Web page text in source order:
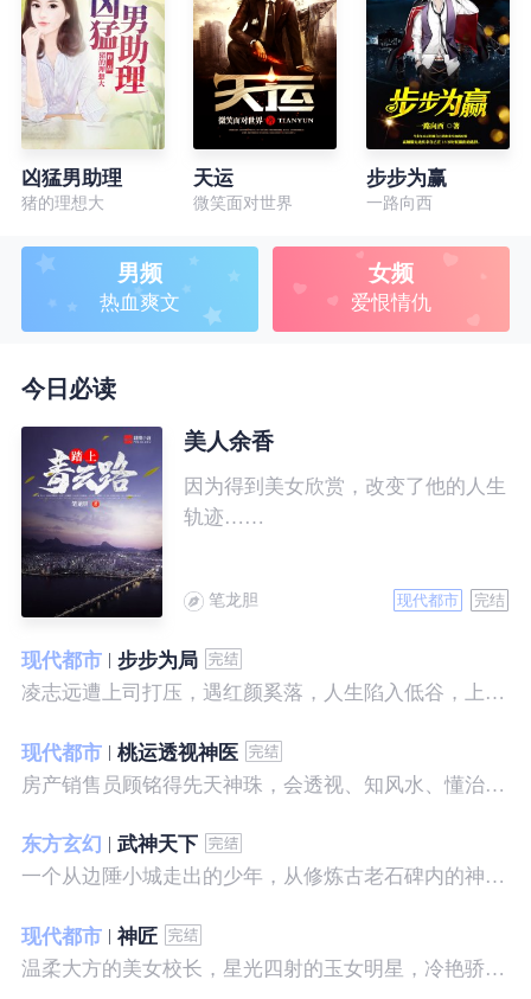
凶猛男助理
猪的理想大
天运
微笑面对世界
步步为赢
一路向西
男频
热血爽文
女频
爱恨情仇
今日必读
美人余香
因为得到美女欣赏，改变了他的人生
轨迹……
笔龙胆 现代都市 完结
现代都市
步步为局
凌志远遭上司打压，遇红颜奚落，人生陷入低谷，上帝在关上一扇门的同时，势必会留下一扇窗，面对稍纵即逝的机会，他果断出手了……
现代都市
桃运透视神医
房产销售员顾铭得先天神珠，会透视、知风水、懂治病、有神通，开始逆袭人生。
东方玄幻
武神天下
一个从边陲小城走出的少年，从修炼古老石碑内的神秘一式开始，一路高歌狂飙，打造一片属于自己的天下……
现代都市
神匠
温柔大方的美女校长，星光四射的玉女明星，冷艳骄傲的美女特工，一个二个，全都跑来，撒娇撒赖的要他做她们的私房保镖，这是为什么呢？